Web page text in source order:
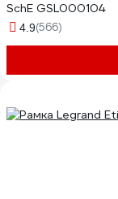
SchE GSL000104
4.9(566)